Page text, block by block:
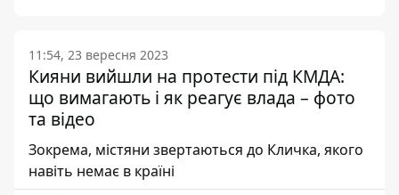
11:54, 23 вересня 2023
Кияни вийшли на протести під КМДА:
що вимагають і як реагує влада – фото
та відео
Зокрема, містяни звертаються до Кличка, якого
навіть немає в країні